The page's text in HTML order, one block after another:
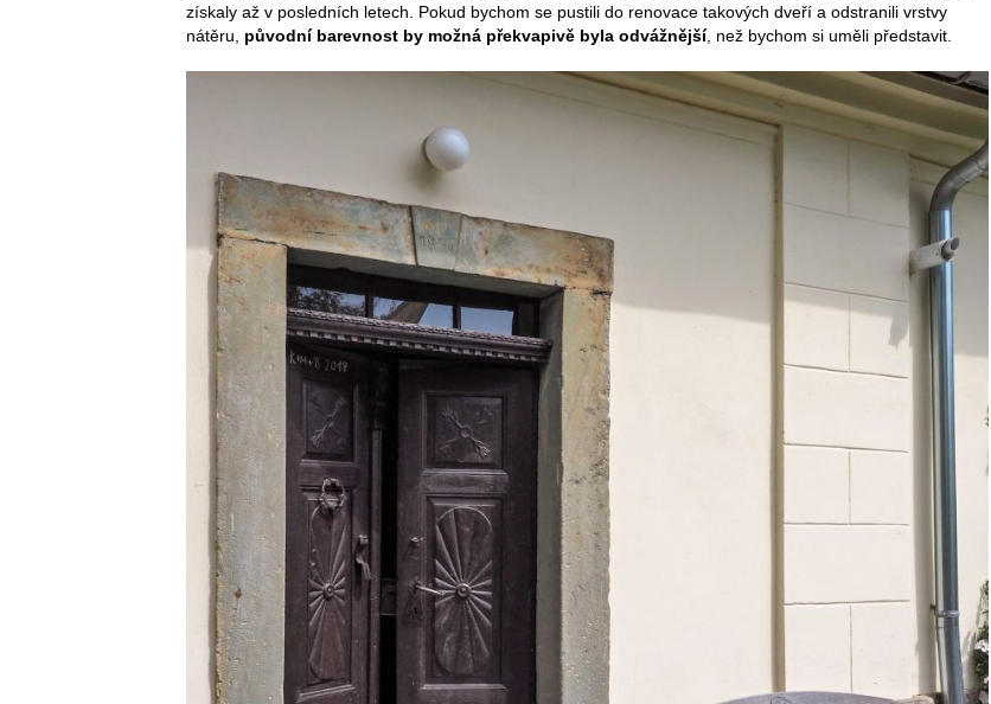
získaly až v posledních letech. Pokud bychom se pustili do renovace takových dveří a odstranili vrstvy
nátěru, původní barevnost by možná překvapivě byla odvážnější, než bychom si uměli představit.